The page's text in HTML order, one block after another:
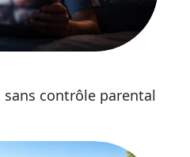
sans contrôle parental